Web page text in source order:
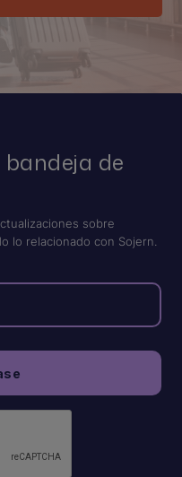
de
sobre
lo relacionado con Sojern.